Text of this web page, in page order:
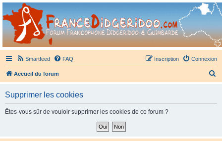
France Didgeridoo
Didgeridoo et Guimbarde sur France Didgeridoo - retrouvez la communauté.
Smartfeed FAQ Connexion
Inscription
Accueil du forum
Supprimer les cookies
Êtes-vous sûr de vouloir supprimer les cookies de ce forum ?